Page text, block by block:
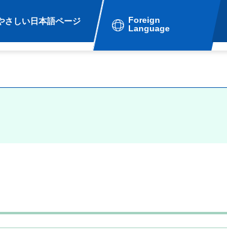
さしい日本語ページ
Foreign
Language